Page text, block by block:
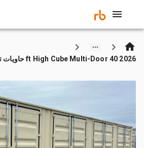
2026 40 ft High Cube Multi-Door حاويات تخزين